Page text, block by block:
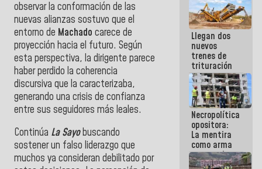
observar la conformación de las
nuevas alianzas sostuvo que el
entorno de Machado carece de
proyección hacia el futuro. Según
esta perspectiva, la dirigente parece
haber perdido la coherencia
discursiva que la caracterizaba,
generando una crisis de confianza
entre sus seguidores más leales.
Continúa La Sayobuscando
sostener un falso liderazgo que
muchos ya consideran debilitado por
que escribes
porque lo
que haces
es
embarrarla
Llegan dos
nuevos
trenes de
trituración
para
optimizar
manejo de
escombros
en La Guaira
Necropolítica
opositora:
La mentira
como arma
contra el
Pueblo